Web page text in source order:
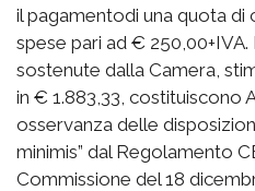
il pagamentodi una quota
spese pari ad €
sostenute dalla Camera,
in € 1.883,33, costituiscono
osservanza delle
minimis” dal Regolamento
Commissione del 18